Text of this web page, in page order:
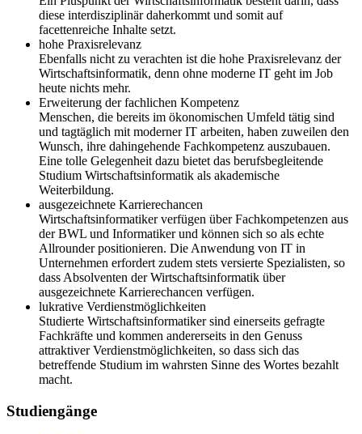
diese interdisziplinär daherkommt und somit auf
facettenreiche Inhalte setzt.
hohe Praxisrelevanz
Ebenfalls nicht zu verachten ist die hohe Praxisrelevanz der
Wirtschaftsinformatik, denn ohne moderne IT geht im Job
heute nichts mehr.
Erweiterung der fachlichen Kompetenz
Menschen, die bereits im ökonomischen Umfeld tätig sind
und tagtäglich mit moderner IT arbeiten, haben zuweilen den
Wunsch, ihre dahingehende Fachkompetenz auszubauen.
Eine tolle Gelegenheit dazu bietet das berufsbegleitende
Studium Wirtschaftsinformatik als akademische
Weiterbildung.
ausgezeichnete Karrierechancen
Wirtschaftsinformatiker verfügen über Fachkompetenzen aus
der BWL und Informatiker und können sich so als echte
Allrounder positionieren. Die Anwendung von IT in
Unternehmen erfordert zudem stets versierte Spezialisten, so
dass Absolventen der Wirtschaftsinformatik über
ausgezeichnete Karrierechancen verfügen.
lukrative Verdienstmöglichkeiten
Studierte Wirtschaftsinformatiker sind einerseits gefragte
Fachkräfte und kommen andererseits in den Genuss
attraktiver Verdienstmöglichkeiten, so dass sich das
betreffende Studium im wahrsten Sinne des Wortes bezahlt
macht.
Studiengänge